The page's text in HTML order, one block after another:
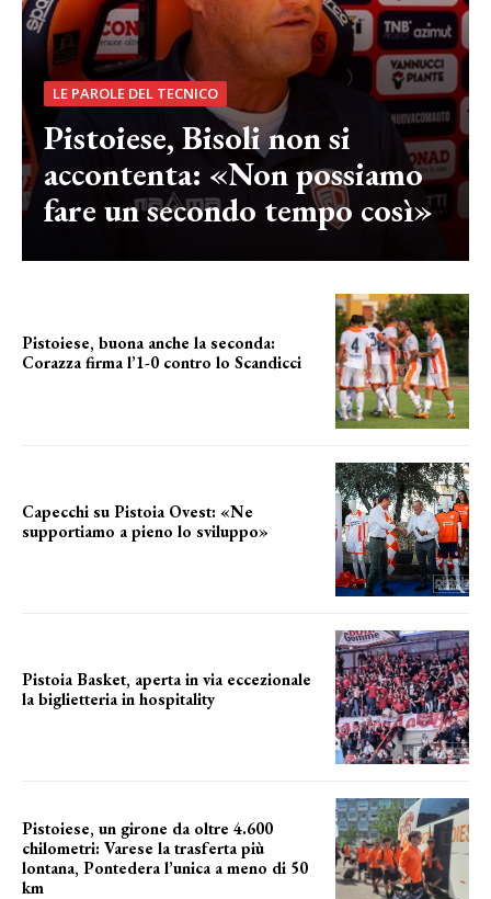
LE PAROLE DEL TECNICO
Pistoiese, Bisoli non si
accontenta: «Non possiamo
fare un secondo tempo così»
Pistoiese, buona anche la seconda:
Corazza firma l’1-0 contro lo Scandicci
Capecchi su Pistoia Ovest: «Ne
supportiamo a pieno lo sviluppo»
Pistoia Basket, aperta in via eccezionale
la biglietteria in hospitality
Pistoiese, un girone da oltre 4.600
chilometri: Varese la trasferta più
lontana, Pontedera l’unica a meno di 50
km